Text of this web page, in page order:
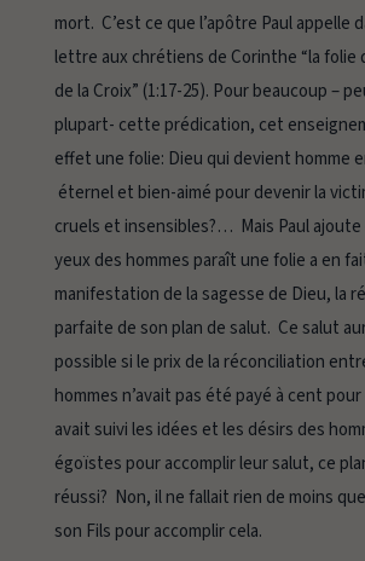
mort. C’est ce que l’apôtre Paul appelle
lettre aux chrétiens de Corinthe “la folie
de la Croix” (1:17-25). Pour beaucoup –
plupart- cette prédication, cet
effet une folie: Dieu qui devient homme
éternel et bien-aimé pour devenir la
cruels et insensibles?… Mais Paul ajoute
yeux des hommes paraît une folie a en
manifestation de la sagesse de Dieu, la
parfaite de son plan de salut. Ce salut
possible si le prix de la réconciliation
hommes n’avait pas été payé à cent
avait suivi les idées et les désirs des
égoïstes pour accomplir leur salut, ce
réussi? Non, il ne fallait rien de moins
son Fils pour accomplir cela.